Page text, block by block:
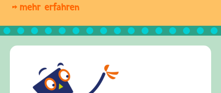
mehr erfahren
Frieden Fragen